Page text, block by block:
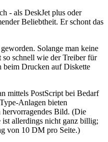
- als DeskJet plus oder
Beliebtheit. Er schont das
Solange man keine
schnell wie der Treiber für
beim Drucken auf Diskette
mittels PostScript bei Bedarf
Anlagen bieten
hervorragendes Bild. (Die
allerdings nicht ganz billig;
von 10 DM pro Seite.)